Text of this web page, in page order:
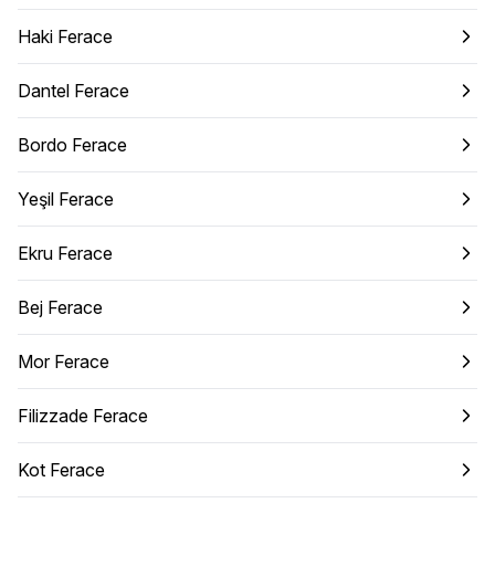
Haki Ferace
Dantel Ferace
Bordo Ferace
Yeşil Ferace
Ekru Ferace
Bej Ferace
Mor Ferace
Filizzade Ferace
Kot Ferace